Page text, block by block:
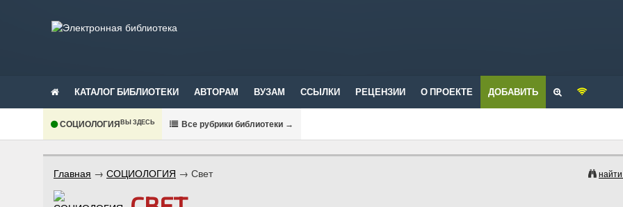
КАТАЛОГ БИБЛИОТЕКИ АВТОРАМ ВУЗАМ ССЫЛКИ РЕЦЕНЗИИ О ПРОЕКТЕ ДОБАВИТЬ
СОЦИОЛОГИЯВЫ ЗДЕСЬ Все рубрики библиотеки →
Главная → СОЦИОЛОГИЯ → Свет